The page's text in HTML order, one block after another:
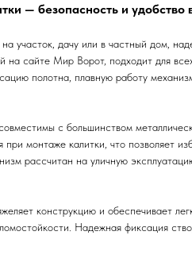
— безопасность и
на участок, дачу или в частный дом,
на сайте Мир Ворот, подходит для
полотна, плавную работу
с большинством
при монтаже калитки, что позволяет
рассчитан на уличную
конструкцию и обеспечивает
Надежная фиксация